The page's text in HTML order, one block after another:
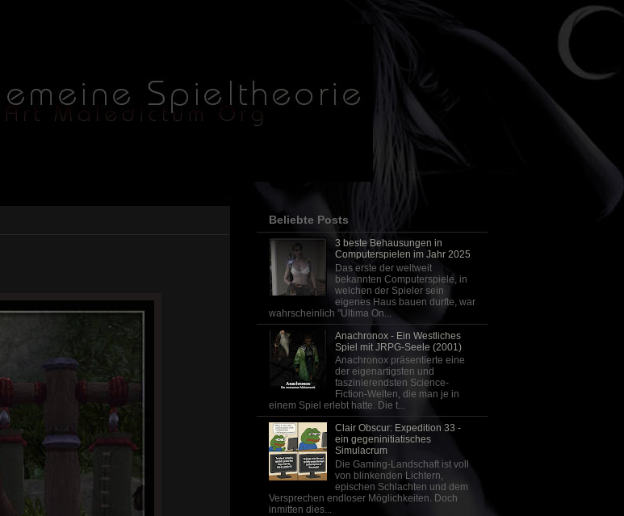
Beliebte Posts
3 beste Behausungen in
Computerspielen im Jahr 2025
Das erste der weltweit
bekannten Computerspiele, in
welchen der Spieler sein
eigenes Haus bauen durfte, war
wahrscheinlich "Ultima On...
Anachronox - Ein Westliches
Spiel mit JRPG-Seele (2001)
Anachronox präsentierte eine
der eigenartigsten und
faszinierendsten Science-
Fiction-Welten, die man je in
einem Spiel erlebt hatte. Die t...
Clair Obscur: Expedition 33 -
ein gegeninitiatisches
Simulacrum
Die Gaming-Landschaft ist voll
von blinkenden Lichtern,
epischen Schlachten und dem
Versprechen endloser Möglichkeiten. Doch
inmitten dies...